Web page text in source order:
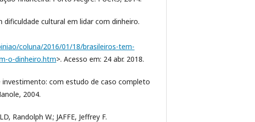
dificuldade cultural em lidar com dinheiro.
coluna/2016/01/18/brasileiros-tem-
o-dinheiro.htm>. Acesso em: 24 abr. 2018.
investimento: com estudo de caso completo
2004.
Randolph W.; JAFFE, Jeffrey F.